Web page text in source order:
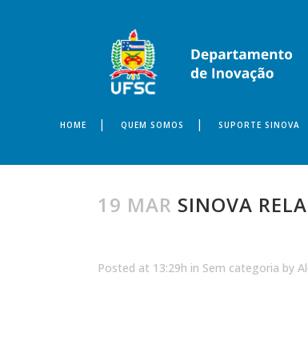
HOME QUEM SOMOS SUPORTE SINOVA
19 MAR SINOVA
Posted at 13:29h in Sem categoria by